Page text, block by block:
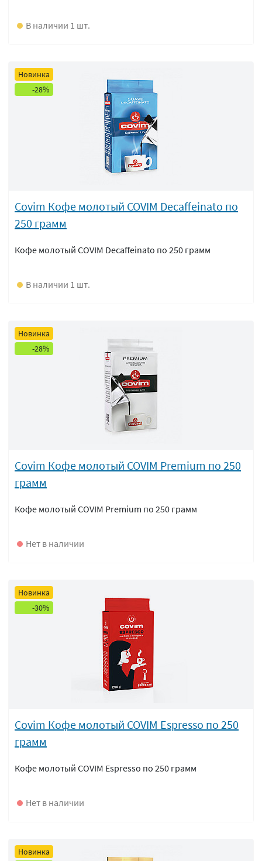
В наличии 1 шт.
Новинка
-28%
Covim Кофе молотый COVIM Decaffeinato по
250 грамм
Кофе молотый COVIM Decaffeinato по 250 грамм
В наличии 1 шт.
Новинка
-28%
Covim Кофе молотый COVIM Premium по 250
грамм
Кофе молотый COVIM Premium по 250 грамм
Нет в наличии
Новинка
-30%
Covim Кофе молотый COVIM Espresso по 250
грамм
Кофе молотый COVIM Espresso по 250 грамм
Нет в наличии
Новинка